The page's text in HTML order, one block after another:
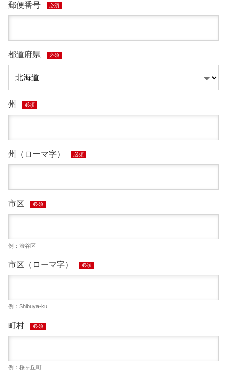
郵便番号 必須
都道府県 必須
州 必須
州（ローマ字） 必須
市区 必須
例：渋谷区
市区（ローマ字） 必須
例：Shibuya-ku
町村 必須
例：桜ヶ丘町